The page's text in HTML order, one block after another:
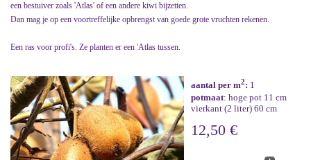
een bestuiver zoals 'Atlas' of een andere kiwi bijzetten.
Dan mag je op een voortreffelijke opbrengst van goede grote vruchten rekenen.
Een ras voor profi's. Ze planten er een 'Atlas tussen.
aantal per m2: 1
potmaat: hoge pot 11 cm
vierkant (2 liter) 60 cm
12,50 €